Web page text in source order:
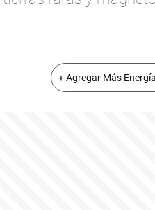
+ Agregar Más